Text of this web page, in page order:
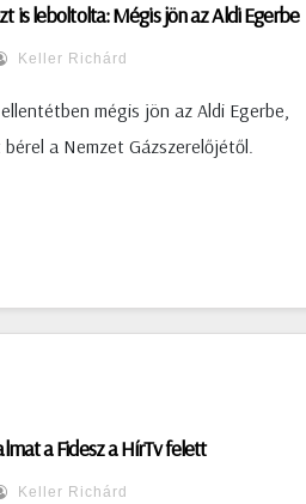
ZÁÉV már eddig is dolgozott a
világháborús bunker
250 millió forintért.
is leboltolta: Mégis jön az Aldi Egerbe
Keller Richárd
mégis jön az Aldi Egerbe,
a Nemzet Gázszerelőjétől.
a Fidesz a HírTv felett
Keller Richárd